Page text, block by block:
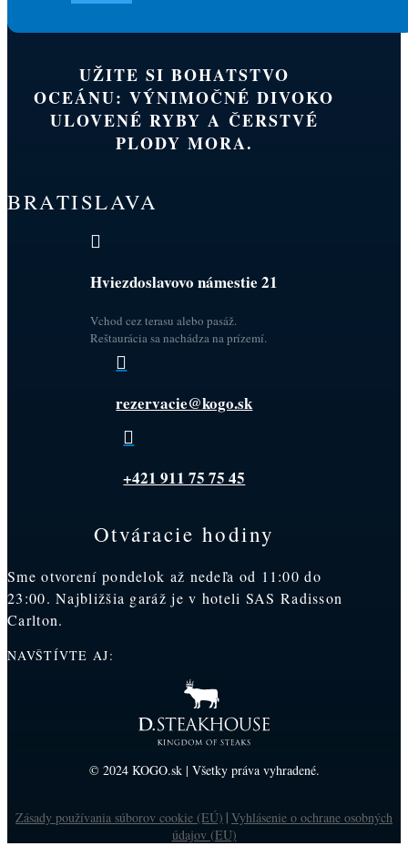
UŽITE SI BOHATSTVO
OCEÁNU: VÝNIMOČNÉ DIVOKO
ULOVENÉ RYBY A ČERSTVÉ
PLODY MORA.
BRATISLAVA

Hviezdoslavovo námestie 21
Vchod cez terasu alebo pasáž.
Reštaurácia sa nachádza na prízemí.

rezervacie@kogo.sk

+421 911 75 75 45
Otváracie hodiny
Sme otvorení pondelok až nedeľa od 11:00 do
23:00. Najbližšia garáž je v hoteli SAS Radisson
Carlton.
NAVŠTÍVTE AJ:
© 2024 KOGO.sk | Všetky práva vyhradené.
Zásady používania súborov cookie (EÚ) Vyhlásenie o ochrane osobných
údajov (EU)